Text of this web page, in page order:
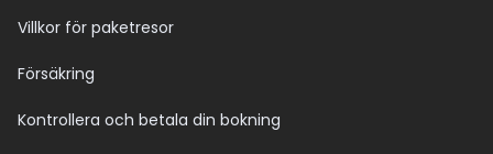
Villkor för paketresor
Försäkring
Kontrollera och betala din bokning